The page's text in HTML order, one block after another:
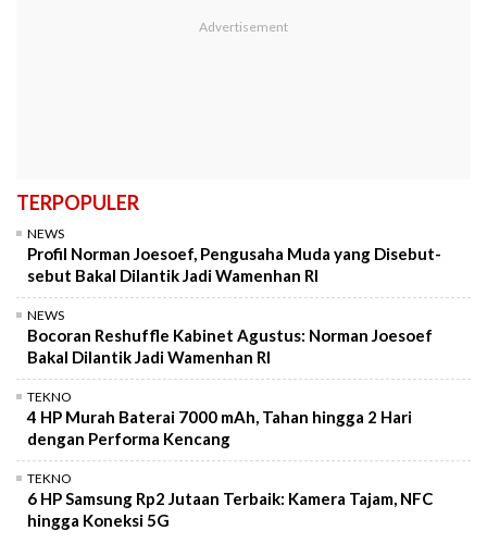
TERPOPULER
NEWS
Profil Norman Joesoef, Pengusaha Muda yang Disebut-
sebut Bakal Dilantik Jadi Wamenhan RI
NEWS
Bocoran Reshuffle Kabinet Agustus: Norman Joesoef
Bakal Dilantik Jadi Wamenhan RI
TEKNO
4 HP Murah Baterai 7000 mAh, Tahan hingga 2 Hari
dengan Performa Kencang
TEKNO
6 HP Samsung Rp2 Jutaan Terbaik: Kamera Tajam, NFC
hingga Koneksi 5G